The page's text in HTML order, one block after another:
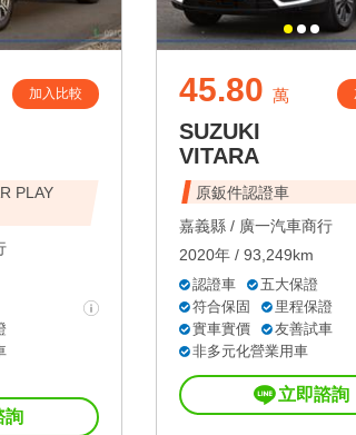
加入比較
PLAY
詢
45.80 萬
SUZUKI
VITARA
原鈑件認證車
嘉義縣 / 廣一汽車商行
2020年 / 93,249km
認證車
五大保證
符合保固
里程保證
實車實價
友善試車
非多元化營業用車
立即諮詢